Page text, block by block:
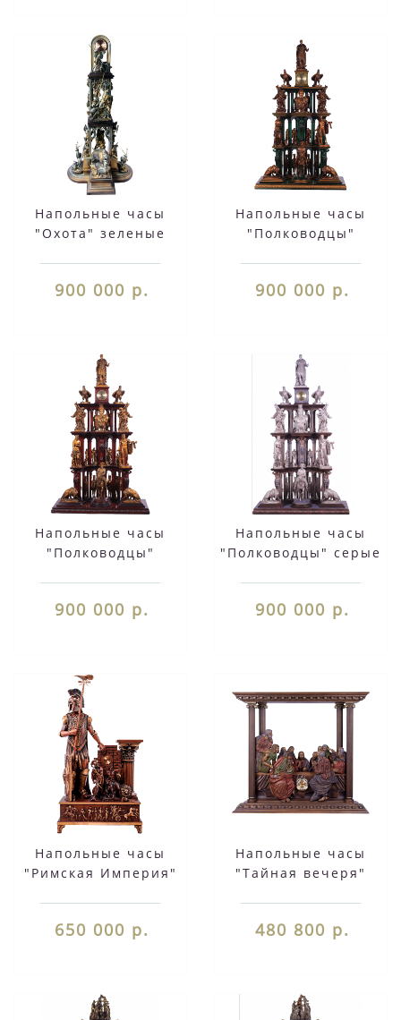
Напольные часы
"Охота" зеленые
900 000 р.
Напольные часы
"Полководцы"
900 000 р.
Напольные часы
"Полководцы"
900 000 р.
Напольные часы
"Полководцы" серые
900 000 р.
Напольные часы
"Римская Империя"
650 000 р.
Напольные часы
"Тайная вечеря"
480 800 р.